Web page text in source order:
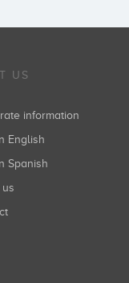
US
information
English
Spanish
us